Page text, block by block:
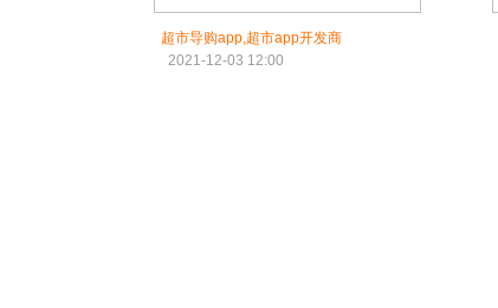
超市导购app,超市app开发商
2021-12-03 12:00